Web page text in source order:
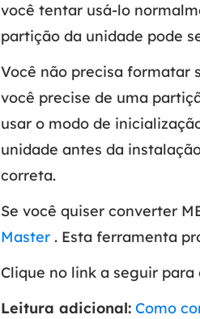
você tentar usá-lo
partição da unidade pode
Você não precisa formatar
você precise de uma
usar o modo de
unidade antes da
correta.
Se você quiser converter
Master . Esta ferramenta
Clique no link a seguir
Leitura adicional: Como